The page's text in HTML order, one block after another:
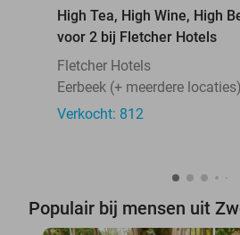
High Tea, High Wine, High
voor 2 bij Fletcher Hotels
Fletcher Hotels
Eerbeek (+ meerdere locaties)
Verkocht: 812
Populair bij mensen uit